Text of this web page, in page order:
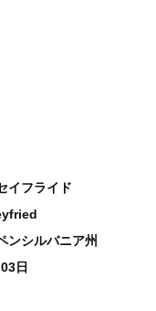
イフライド
ンシルバニア州
日